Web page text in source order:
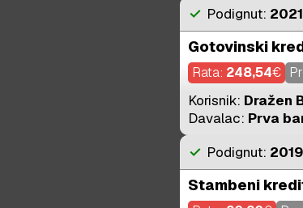
check Podignut:
Gotovinski
Rata: 248,54€
Korisnik: Dražen
Davalac: Prva
check Podignut:
Stambeni